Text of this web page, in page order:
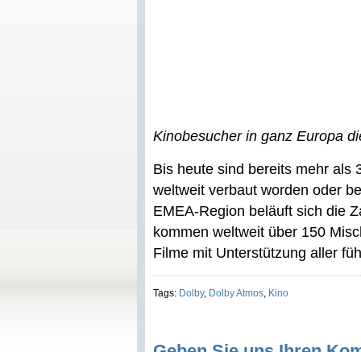
Kinobesucher in ganz Europa
Bis heute sind bereits mehr als
weltweit verbaut worden oder
EMEA-Region beläuft sich die
kommen weltweit über 150
Filme mit Unterstützung aller
Tags: Dolby, Dolby Atmos Kino